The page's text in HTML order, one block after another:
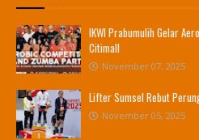
IKWI Prabumulih Gelar
Citimall
November 07, 2025
Lifter Sumsel Rebut
November 05, 2025